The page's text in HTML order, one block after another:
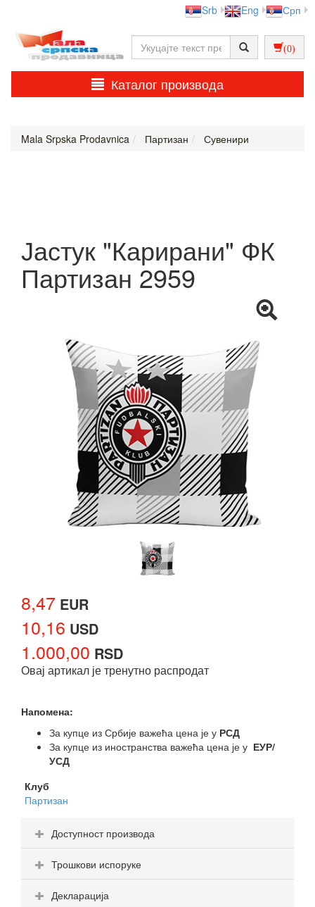
Srb Eng Срп
(0)
Каталог производа
Mala Srpska Prodavnica Партизан Сувенири
Јастук "Карирани" ФК
Партизан 2959
8,47 EUR
10,16 USD
1.000,00 RSD
Овај артикал је тренутно распродат
Напомена:
За купце из Србије важећа цена је у РСД
За купце из иностранства важећа цена је у ЕУР/
УСД
Клуб
Партизан
Доступност производа
Трошкови испоруке
Декларација